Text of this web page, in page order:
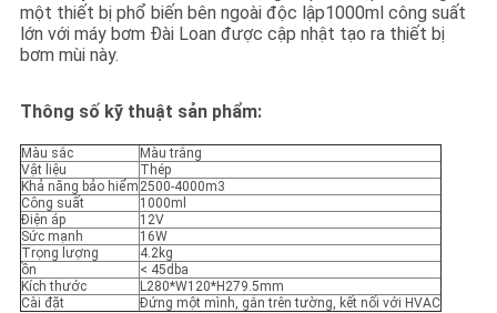
một thiết bị phổ biến bên ngoài độc lập1000ml công suất
lớn với máy bơm Đài Loan được cập nhật tạo ra thiết bị
bơm mùi này.
Thông số kỹ thuật sản phẩm:
Màu sắc
Màu trắng
Vật liệu
Thép
Khả năng bảo hiểm 2500-4000m3
Công suất
1000ml
Điện áp
12V
Sức mạnh
16W
Trọng lượng
4.2kg
ồn
< 45dba
Kích thước
L280*W120*H279.5mm
Cài đặt
Đứng một mình, gắn trên tường, kết nối với HVAC